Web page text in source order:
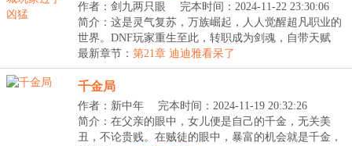
作者：剑九两只眼
完本时间：2024-11-22 23:30:06
简介：这是灵气复苏，万族崛起，人人觉醒超凡职业的
世界。DNF玩家重生至此，转职成为剑魂，自带天赋
【掠...
最新章节： 第21章 迪迪雅看呆了
千金局
作者：新中年
完本时间：2024-11-19 20:32:26
简介：在父亲的眼中，女儿便是自己的千金，无关美
丑，不论贵贱。在贼徒的眼中，暴富的机会就是千金，